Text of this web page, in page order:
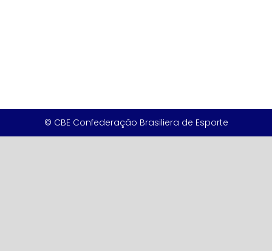
© CBE Confederação Brasiliera de Esporte